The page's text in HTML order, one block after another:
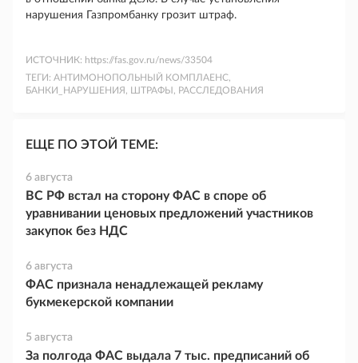
нарушения Газпромбанку грозит штраф.
ИСТОЧНИК: https://fas.gov.ru/news/33504
ТЕГИ: АНТИМОНОПОЛЬНЫЙ КОМПЛАЕНС,
БАНКИ_НАРУШЕНИЯ, ШТРАФЫ, РАССЛЕДОВАНИЯ
ЕЩЕ ПО ЭТОЙ ТЕМЕ:
6 августа
ВС РФ встал на сторону ФАС в споре об
уравнивании ценовых предложений участников
закупок без НДС
6 августа
ФАС признала ненадлежащей рекламу
букмекерской компании
5 августа
За полгода ФАС выдала 7 тыс. предписаний об